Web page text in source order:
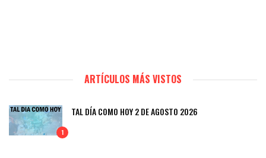
ARTÍCULOS MÁS VISTOS
1
TAL DÍA COMO HOY 2 DE AGOSTO 2026